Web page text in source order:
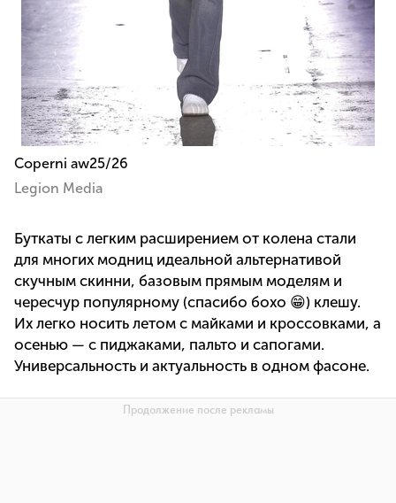
Coperni aw25/26
Legion Media
Буткаты с легким расширением от колена стали
для многих модниц идеальной альтернативой
скучным скинни, базовым прямым моделям и
чересчур популярному (спасибо бохо 😁) клешу.
Их легко носить летом с майками и кроссовками, а
осенью — с пиджаками, пальто и сапогами.
Универсальность и актуальность в одном фасоне.